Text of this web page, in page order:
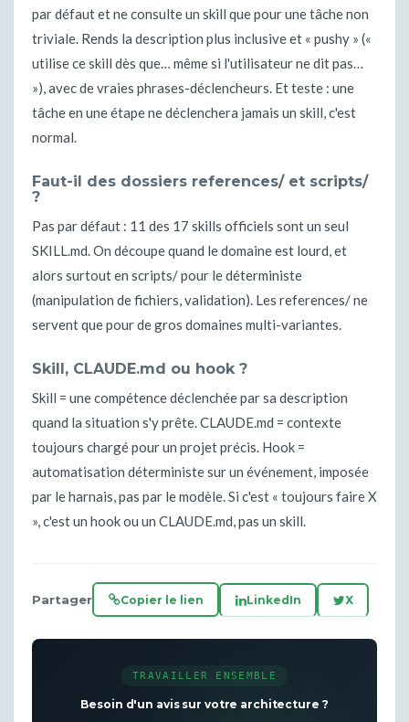
par défaut et ne consulte un skill que pour une tâche non
triviale. Rends la description plus inclusive et « pushy » («
utilise ce skill dès que… même si l'utilisateur ne dit pas…
»), avec de vraies phrases-déclencheurs. Et teste : une
tâche en une étape ne déclenchera jamais un skill, c'est
normal.
Faut-il des dossiers references/ et scripts/
?
Pas par défaut : 11 des 17 skills officiels sont un seul
SKILL.md. On découpe quand le domaine est lourd, et
alors surtout en scripts/ pour le déterministe
(manipulation de fichiers, validation). Les references/ ne
servent que pour de gros domaines multi-variantes.
Skill, CLAUDE.md ou hook ?
Skill = une compétence déclenchée par sa description
quand la situation s'y prête. CLAUDE.md = contexte
toujours chargé pour un projet précis. Hook =
automatisation déterministe sur un événement, imposée
par le harnais, pas par le modèle. Si c'est « toujours faire X
», c'est un hook ou un CLAUDE.md, pas un skill.
Partager Copier le lien LinkedIn X
TRAVAILLER ENSEMBLE
Besoin d'un avis sur votre architecture ?